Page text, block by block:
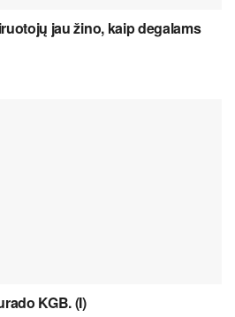
jau žino, kaip degalams
KGB. (I)